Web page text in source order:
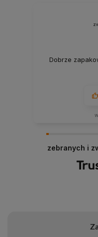
Dobrze
zebranych i